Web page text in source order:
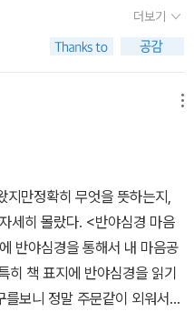
번째 문단은 '관자재보살이 반
함을 비추어 보고 고통과 액
일체고액)'입니다.이 문구는 관
방법을 수행할 때 오온이 공함
해탈했다는 의미랍니다.그런데
가 잘 안되었는데 당나라 법장
다. 반야바라밀다(般若波羅
오묘한 정신적인 깨달음이
, 바라밀다는 피안에 도달한
생사를 초월해 진실한 공(空)
반야는 체(體)이고 바라밀다
않는 단어, 오온(五蘊)도 참
진실’의두 번째 챕터인 ‘눈
있음을 안다면 그 때 비로소
있다.”라는 문장인데요.깨닫
나이 문장을 반복해서 읊조리
들에 집착하고뚜렷하게 존재
는 지금의 제 마음을 달래는
중에게도 낯설지 않은,그리고
불교의 진짜 본 모습을하나하
의 충만함과 평온함을 누리는
는다면 그 어떤 문제도 우리
슨이 연결되기도 했다. 불교
와 나의 실체인 진아(眞我)를
의 나는 그저 형체일 뿐이고,
나’는 과연 무엇인가에 대해 계
인인지 미치광이인지는 중요
그것을 지키며 살아라.그 외
니체의 ‘초인(超
도 근본적인 면에서는 ‘진정한
아있다. ‘진정한 자아’ 즉, 진
하지 말고, ‘색이 곧 공이고,
하니(색즉시공, 色卽是空) 나에
으로 받아들이라는 것입니
는 비바람을 누린다면 불행함
런 삶의 태도를 견지하는 게 어
치고 심란할 때 반야심경을 외
. 특히 반야심경의 마지막 구
지 사바하”는 신비한 힘이 있
간의 원초적 언어로 부처가
없애는 진실한 말이라고 주장
’를 걸 마음은 없습니다만, 이
몸을 의미했고, 그 의미가 확
리, 냄새, 맛, 촉감과 같은 감각
공이란 눈에 보이는 사물이 존
눈앞의 것들을 보면서 그것이
보이지 않는 것들이 무궁무
주는 것이다.” - p76 우리는 눈
고, 아름다운 것이 전부라고 생
하지만 그것도 결국은 변하는
을 하고 값비싼 장신구로 몸
나는 계속 변하기 때문이다. 그
변하는 존재라는 것이다. 여
, 불교에서 ‘공’은 변하는 것
더보기
지만정확히 무엇을 뜻하는지,
세히 몰랐다. <반야심경 마음
반야심경을 통해서 내 마음공
히 책 표지에 반야심경을 읽기
보니 정말 주문같이 외워서내